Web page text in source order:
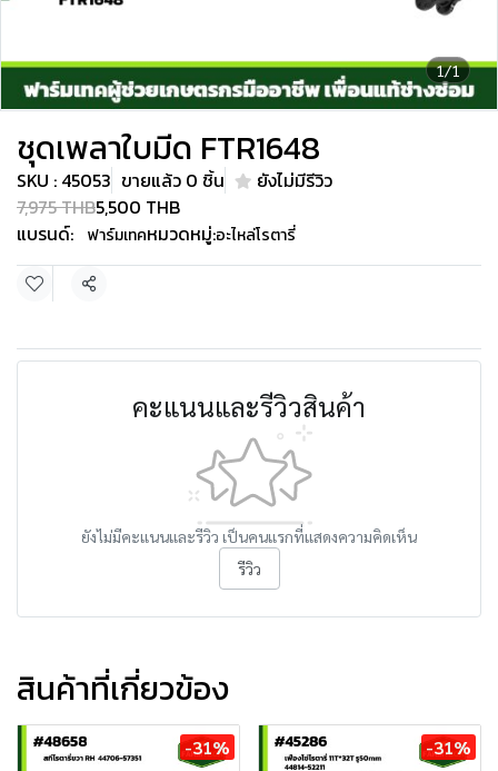
1/1
ชุดเพลาใบมีด FTR1648
SKU : 45053 ขายแล้ว 0 ชิ้น
ยังไม่มีรีวิว
7,975 THB5,500 THB
แบรนด์:
ฟาร์มเทคหมวดหมู่:อะไหล่โรตารี่
แชร์
คะแนนและรีวิวสินค้า
ยังไม่มีคะแนนและรีวิว เป็นคนแรกที่แสดงความคิดเห็น
รีวิว
สินค้าที่เกี่ยวข้อง
-31% -31%